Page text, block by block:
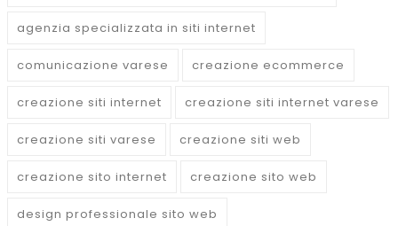
agenzia specializzata in siti internet
comunicazione varese creazione ecommerce
creazione siti internet creazione siti internet varese
creazione siti varese creazione siti web
creazione sito internet creazione sito web
design professionale sito web